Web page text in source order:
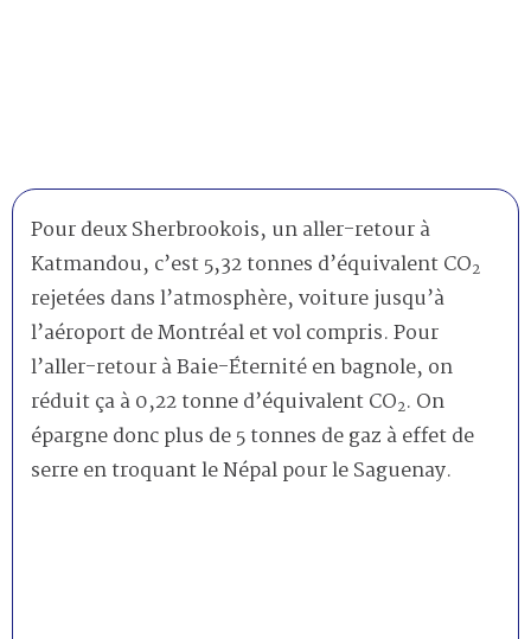
Pour deux Sherbrookois, un aller-retour à
Katmandou, c’est 5,32 tonnes d’équivalent CO2
rejetées dans l’atmosphère, voiture jusqu’à
l’aéroport de Montréal et vol compris. Pour
l’aller-retour à Baie-Éternité en bagnole, on
réduit ça à 0,22 tonne d’équivalent CO2. On
épargne donc plus de 5 tonnes de gaz à effet de
serre en troquant le Népal pour le Saguenay.